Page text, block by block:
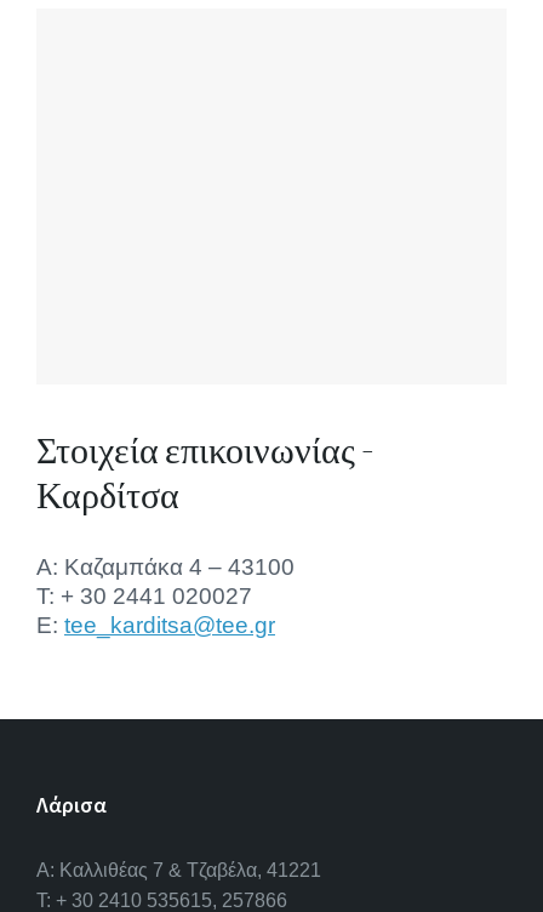
Στοιχεία επικοινωνίας -
Καρδίτσα
Α: Καζαμπάκα 4 – 43100
T: + 30 2441 020027
E: tee_karditsa@tee.gr
Λάρισα
A: Καλλιθέας 7 & Τζαβέλα, 41221
T: + 30 2410 535615, 257866